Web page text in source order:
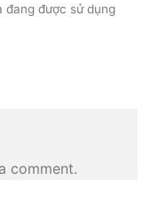
đang được sử dụng
comment.